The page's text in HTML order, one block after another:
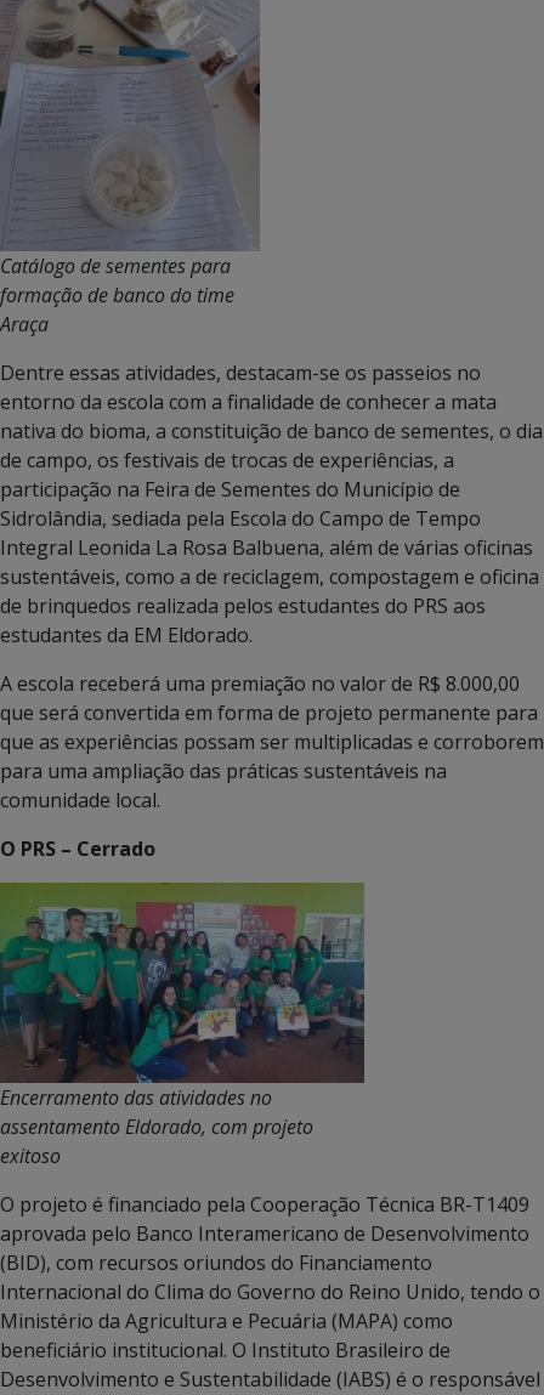
Catálogo de sementes para
formação de banco do time
Araça
Dentre essas atividades, destacam-se os passeios no
entorno da escola com a finalidade de conhecer a mata
nativa do bioma, a constituição de banco de sementes, o dia
de campo, os festivais de trocas de experiências, a
participação na Feira de Sementes do Município de
Sidrolândia, sediada pela Escola do Campo de Tempo
Integral Leonida La Rosa Balbuena, além de várias oficinas
sustentáveis, como a de reciclagem, compostagem e oficina
de brinquedos realizada pelos estudantes do PRS aos
estudantes da EM Eldorado.
A escola receberá uma premiação no valor de R$ 8.000,00
que será convertida em forma de projeto permanente para
que as experiências possam ser multiplicadas e corroborem
para uma ampliação das práticas sustentáveis na
comunidade local.
O PRS – Cerrado
Encerramento das atividades no
assentamento Eldorado, com projeto
exitoso
O projeto é financiado pela Cooperação Técnica BR-T1409
aprovada pelo Banco Interamericano de Desenvolvimento
(BID), com recursos oriundos do Financiamento
Internacional do Clima do Governo do Reino Unido, tendo o
Ministério da Agricultura e Pecuária (MAPA) como
beneficiário institucional. O Instituto Brasileiro de
Desenvolvimento e Sustentabilidade (IABS) é o responsável